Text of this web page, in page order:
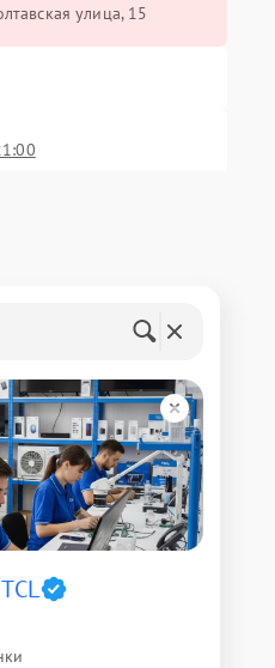
улица, 15